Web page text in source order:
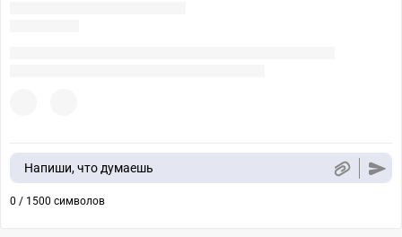
Напиши, что думаешь
0 / 1500 символов